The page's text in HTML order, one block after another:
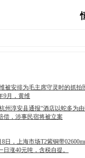
被安排为毛主席守灵时的抓拍
9月，黄维
州淳安县通报“酒店以蛇多为由
偿，涉事民宿将被立案
日，上海市场T2紫铜带
日涨40元吨，含税自提。